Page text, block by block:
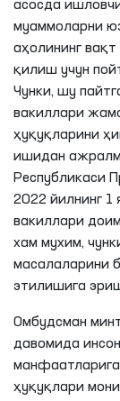
асосда
муаммоларни
аҳолининг
қилиш учун
Чунки, шу
вакиллари
ҳуқуқларини
ишидан
Республикаси
2022 йилнинг 1
вакиллари
хам мухим,
масалаларини
этилишига
Омбудсман
давомида
ҳуқуқлари